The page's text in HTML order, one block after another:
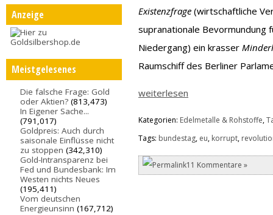
Anzeige
Meistgelesenes
Die falsche Frage: Gold
oder Aktien? (813,473)
In Eigener Sache...
(791,017)
Goldpreis: Auch durch
saisonale Einflüsse nicht
zu stoppen (342,310)
Gold-Intransparenz bei
Fed und Bundesbank: Im
Westen nichts Neues
(195,411)
Vom deutschen
Energieunsinn (167,712)
Existenzfrage (wirtschaftliche
supranationale Bevormundung
Niedergang) ein krasser
Raumschiff des Berliner
weiterlesen
Kategorien: Edelmetalle & Rohstoffe,
Tags: bundestag, eu, korrupt,
11 Kommentare »